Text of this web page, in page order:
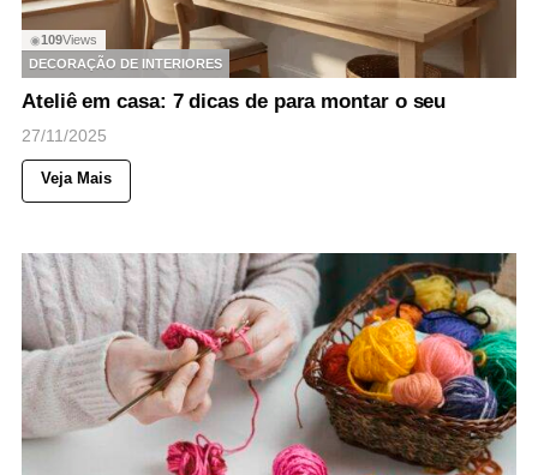
◉109Views
DECORAÇÃO DE INTERIORES
Ateliê em casa: 7 dicas de para montar o seu
27/11/2025
Veja Mais